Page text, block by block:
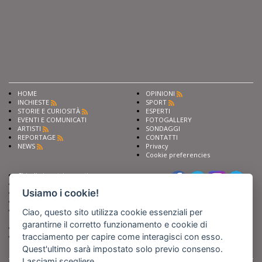
HOME
INCHIESTE
STORIE E CURIOSITÀ
EVENTI E COMUNICATI
ARTISTI
REPORTAGE
NEWS
OPINIONI
SPORT
ESPERTI
FOTOGALLERY
SONDAGGI
CONTATTI
Privacy
Cookie preferencies
Chiedi ai nostri esperti
Fai pubblicità con noi
Iscriviti al nostro corso di
giornalismo
Compra i nostri libri
Entra in Barinedita Map
Usiamo i cookie!
Ciao, questo sito utilizza cookie essenziali per
garantirne il corretto funzionamento e cookie di
tracciamento per capire come interagisci con esso.
Quest'ultimo sarà impostato solo previo consenso.